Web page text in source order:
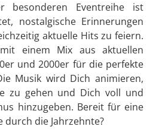
besonderen Eventreihe ist
nostalgische Erinnerungen
aktuelle Hits zu feiern.
einem Mix aus aktuellen
und 2000er für die perfekte
Musik wird Dich animieren,
zu gehen und Dich voll und
hinzugeben. Bereit für eine
durch die Jahrzehnte?